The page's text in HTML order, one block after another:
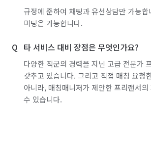
규정에 준하여 채팅과 유선상담만 가능합
미팅은 가능합니다.
타 서비스 대비 장점은 무엇인가요?
다양한 직군의 경력을 지닌 고급 전문가
갖추고 있습니다. 그리고 직접 매칭 요청
아니라, 매칭매니저가 제안한 프리랜서
수 있습니다.